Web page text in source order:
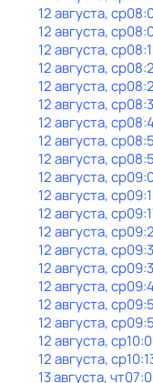
12 августа, ср
12 августа, ср
12 августа, ср
12 августа, ср
12 августа, ср
12 августа, ср
12 августа, ср
12 августа, ср
12 августа, ср
12 августа, ср
12 августа, ср
12 августа, ср
12 августа, ср
12 августа, ср
12 августа, ср
12 августа, ср
12 августа, ср
12 августа, ср
12 августа, ср
12 августа, ср
13 августа, чт